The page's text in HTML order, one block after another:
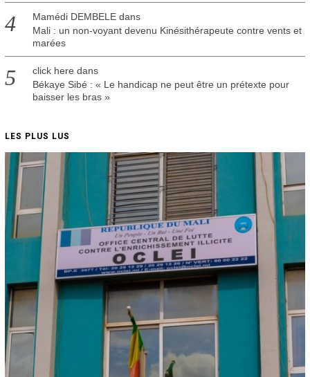
Mamédi DEMBELEdans
Mali : un non-voyant devenu Kinésithérapeute contre vents et
marées
click here dans
Békaye Sibé : « Le handicap ne peut être un prétexte pour
baisser les bras »
LES PLUS LUS